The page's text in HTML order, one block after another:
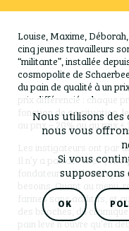
Louise, Maxime,
cinq jeunes travailleurs
“militante”, installée
cosmopolite de
du pain de qualité à un
prix différencié : chaque
fonction de sa situation,
au prix – 20% ou au prix +
Les instigateurs ont par
Il n’y a pas de “chef”,
fondateurs et chacun
besoins. Quant au menu,
farines sans additifs, et
des brioches, du
pain levé n’ouvre qu’en
Nous utilisons
nous vous
Si vous
supposerons
OK